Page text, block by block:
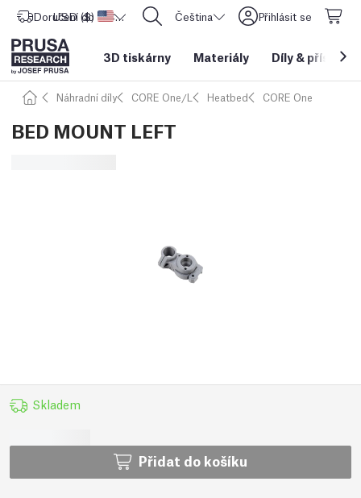
Doručení do Spojené státy americké
USD ($) CORE One L: Nyní skladem! Čeština Přihlásit se
3D tiskárny Materiály Díly &
Náhradní díly CORE One/L Heatbed CORE One
BED MOUNT LEFT
Skladem
Přidat do košíku